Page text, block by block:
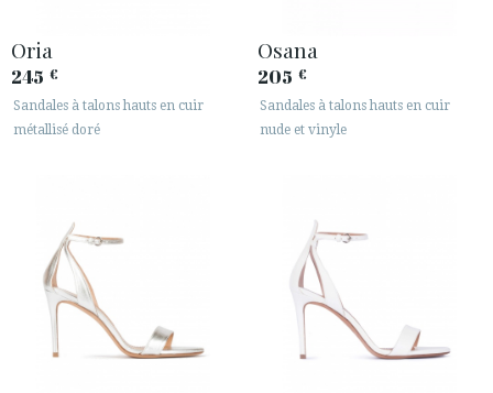
Oria
245 €
Sandales à talons hauts en cuir
métallisé doré
Osana
205 €
Sandales à talons hauts en cuir
nude et vinyle